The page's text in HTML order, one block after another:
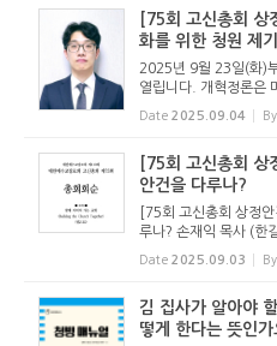
[75회 고신총회 상
화를 위한 청원 제기
2025년 9월 23일(화)
열립니다. 개혁정론은
을 분석하는 기사를 올
정된 안건 중 주요한
Date 2025.09.04 By
[75회 고신총회 상
안건을 다루나?
[75회 고신총회 상정
루나? 손재익 목사 (한
년 9월 23일(화)부터
다. 실제 일정보다 하
Date 2025.09.03 By
김 집사가 알아야
떻게 한다는 뜻인가